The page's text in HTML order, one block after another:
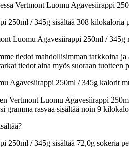
Vertmont Luomu Agavesiirappi
250ml / 345g sisältää 308 kilokaloria
Luomu Agavesiirappi 250ml / 345g
tiedot mahdollisimman tarkkoina
tiedot aina myös suoraan tuotteen
Agavesiirappi 250ml / 345g kalorit
Vertmont Luomu Agavesiirappi
gramma rasvaa sisältää noin 9
250ml / 345g sisältää 72,0g sokeria